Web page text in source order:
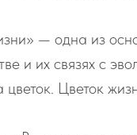
— одна из
и их связях с
цветок. Цветок